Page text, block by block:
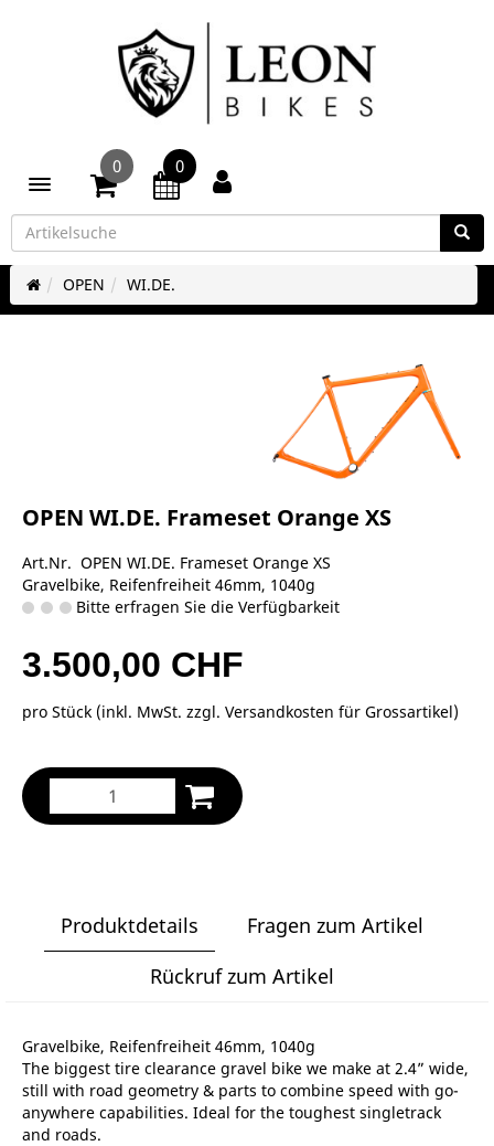
Toggle navigation
0 0
OPEN WI.DE.
OPEN WI.DE. Frameset Orange XS
Art.Nr. OPEN WI.DE. Frameset Orange XS
Gravelbike, Reifenfreiheit 46mm, 1040g
Bitte erfragen Sie die Verfügbarkeit
3.500,00 CHF
pro Stück (inkl. MwSt. zzgl. Versandkosten für Grossartikel)
Produktdetails
Fragen zum Artikel
Rückruf zum Artikel
Gravelbike, Reifenfreiheit 46mm, 1040g
The biggest tire clearance gravel bike we make at 2.4” wide,
still with road geometry & parts to combine speed with go-
anywhere capabilities. Ideal for the toughest singletrack
and roads.